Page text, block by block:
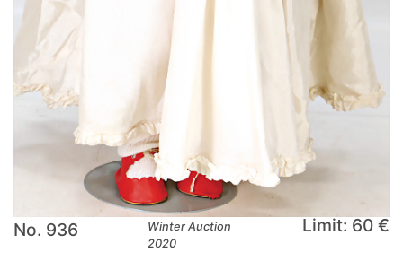
No. 936
Winter Auction
2020
Limit: 60 €